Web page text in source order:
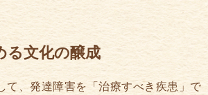
る文化の醸成
て、発達障害を「治療すべき疾患」で